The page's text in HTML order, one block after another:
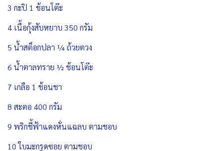
3 กะปิ 1 ช้อนโต๊ะ
4 เนื้อกุ้งสับหยาบ 350 กรัม
5 น้ำสต็อกปลา ¼ ถ้วยตวง
6 น้ำตาลทราย ½ ช้อนโต๊ะ
7 เกลือ 1 ช้อนชา
8 สะตอ 400 กรัม
9 พริกชี้ฟ้าแดงหั่นแฉลบ ตามชอบ
10 ใบมะกรูดซอย ตามชอบ